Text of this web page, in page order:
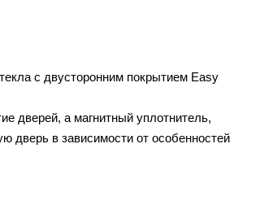
с двусторонним покрытием Easy
дверей, а магнитный уплотнитель,
дверь в зависимости от особенностей